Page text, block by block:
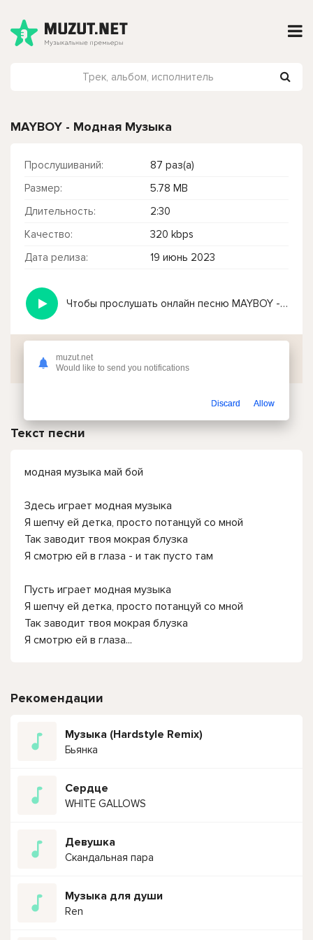
MAYBOY - Модная Музыка
Прослушиваний:
87 раз(а)
Размер:
5.78 MB
Длительность:
2:30
Качество:
320 kbps
Дата релиза:
19 июнь 2023
Чтобы прослушать онлайн песню MAYBOY - Модная Музыка нажмите на кнопку плей с светом зелений
Текст песни
модная музыка май бой
Здесь играет модная музыка
Я шепчу ей детка, просто потанцуй со мной
Так заводит твоя мокрая блузка
Я смотрю ей в глаза - и так пусто там
Пусть играет модная музыка
Я шепчу ей детка, просто потанцуй со мной
Так заводит твоя мокрая блузка
Я смотрю ей в глаза...
Рекомендации
Музыка (Hardstyle Remix)
Бьянка
Сердце
WHITE GALLOWS
Девушка
Скандальная пара
Музыка для души
Ren
muzut.net
Would like to send you notifications
Discard Allow